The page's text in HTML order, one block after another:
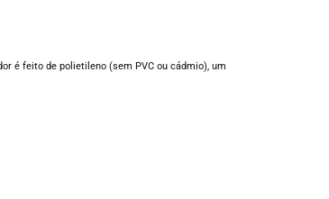
é feito de polietileno (sem PVC ou cádmio), um